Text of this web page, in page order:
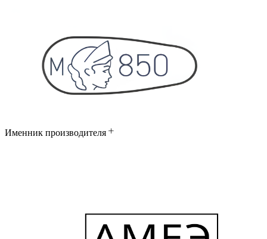
Именник производителя